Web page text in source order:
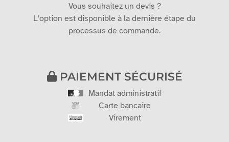
Vous souhaitez un devis ?
L'option est disponible à la dernière étape du
processus de commande.
PAIEMENT SÉCURISÉ
Mandat administratif
Carte bancaire
Virement